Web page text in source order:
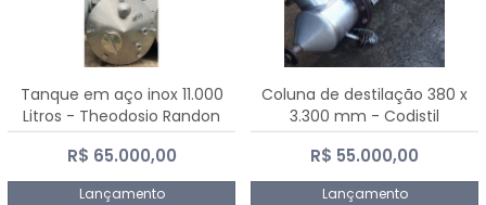
Tanque em aço inox 11.000
Litros - Theodosio Randon
R$ 65.000,00
Lançamento
Coluna de destilação 380 x
3.300 mm - Codistil
R$ 55.000,00
Lançamento